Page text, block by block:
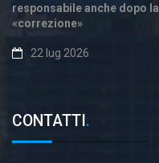
responsabile anche dopo la
«correzione»
22 lug 2026
CONTATTI .